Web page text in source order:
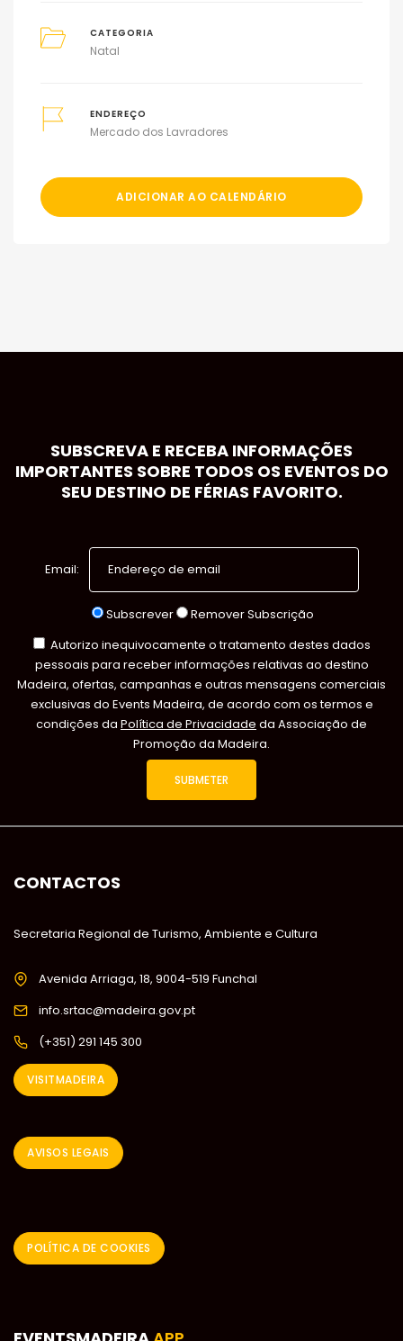
CATEGORIA
Natal
ENDEREÇO
Mercado dos Lavradores
ADICIONAR AO CALENDÁRIO
SUBSCREVA E RECEBA INFORMAÇÕES
IMPORTANTES SOBRE TODOS OS EVENTOS DO
SEU DESTINO DE FÉRIAS FAVORITO.
Email:
Subscrever
Remover Subscrição
Autorizo inequivocamente o tratamento destes dados
pessoais para receber informações relativas ao destino
Madeira, ofertas, campanhas e outras mensagens comerciais
exclusivas do Events Madeira, de acordo com os termos e
condições da Política de Privacidade da Associação de
Promoção da Madeira.
CONTACTOS
Secretaria Regional de Turismo, Ambiente e Cultura
Avenida Arriaga, 18, 9004-519 Funchal
info.srtac@madeira.gov.pt
(+351) 291 145 300
VISITMADEIRA
AVISOS LEGAIS
POLÍTICA DE COOKIES